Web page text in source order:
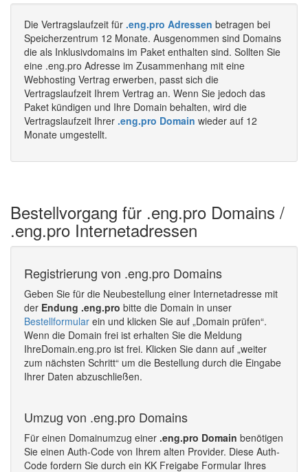
Die Vertragslaufzeit für .eng.pro Adressen betragen bei
Speicherzentrum 12 Monate. Ausgenommen sind Domains
die als Inklusivdomains im Paket enthalten sind. Sollten Sie
eine .eng.pro Adresse im Zusammenhang mit eine
Webhosting Vertrag erwerben, passt sich die
Vertragslaufzeit Ihrem Vertrag an. Wenn Sie jedoch das
Paket kündigen und Ihre Domain behalten, wird die
Vertragslaufzeit Ihrer .eng.pro Domain wieder auf 12
Monate umgestellt.
Bestellvorgang für .eng.pro Domains /
.eng.pro Internetadressen
Registrierung von .eng.pro Domains
Geben Sie für die Neubestellung einer Internetadresse mit
der Endung .eng.pro bitte die Domain in unser
Bestellformular ein und klicken Sie auf „Domain prüfen“.
Wenn die Domain frei ist erhalten Sie die Meldung
IhreDomain.eng.pro ist frei. Klicken Sie dann auf „weiter
zum nächsten Schritt“ um die Bestellung durch die Eingabe
Ihrer Daten abzuschließen.
Umzug von .eng.pro Domains
Für einen Domainumzug einer .eng.pro Domain benötigen
Sie einen Auth-Code von Ihrem alten Provider. Diese Auth-
Code fordern Sie durch ein KK Freigabe Formular Ihres